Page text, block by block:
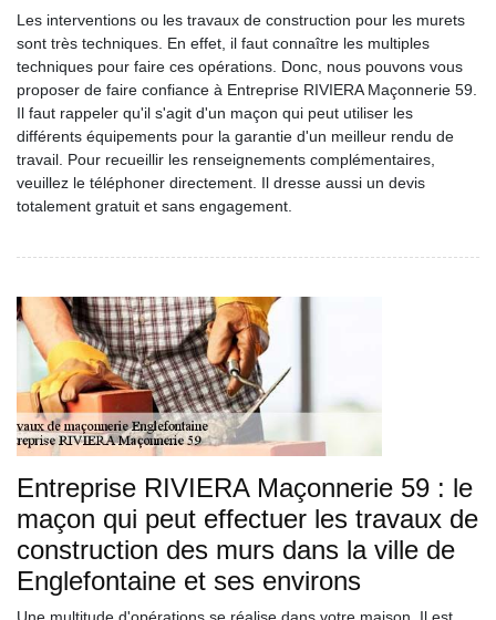
Les interventions ou les travaux de construction pour les murets
sont très techniques. En effet, il faut connaître les multiples
techniques pour faire ces opérations. Donc, nous pouvons vous
proposer de faire confiance à Entreprise RIVIERA Maçonnerie 59.
Il faut rappeler qu'il s'agit d'un maçon qui peut utiliser les
différents équipements pour la garantie d'un meilleur rendu de
travail. Pour recueillir les renseignements complémentaires,
veuillez le téléphoner directement. Il dresse aussi un devis
totalement gratuit et sans engagement.
Entreprise RIVIERA Maçonnerie 59 : le
maçon qui peut effectuer les travaux de
construction des murs dans la ville de
Englefontaine et ses environs